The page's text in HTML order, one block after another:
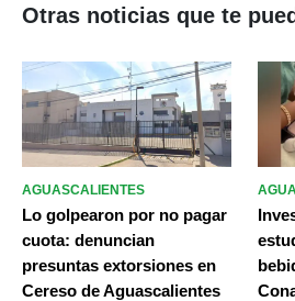
Otras noticias que te
AGUASCALIENTES
Lo golpearon por no pagar
cuota: denuncian
presuntas extorsiones en
Cereso de Aguascalientes